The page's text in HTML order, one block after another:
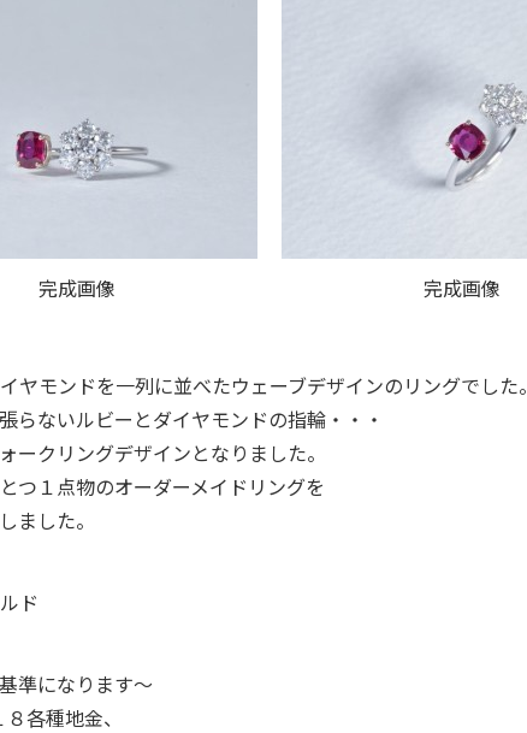
完成画像 完成画像
ヤモンドを一列に並べたウェーブデザインのリングでした。
らないルビーとダイヤモンドの指輪・・・
ークリングデザインとなりました。
つ１点物のオーダーメイドリングを
ました。
ド
準になります～
各種地金、